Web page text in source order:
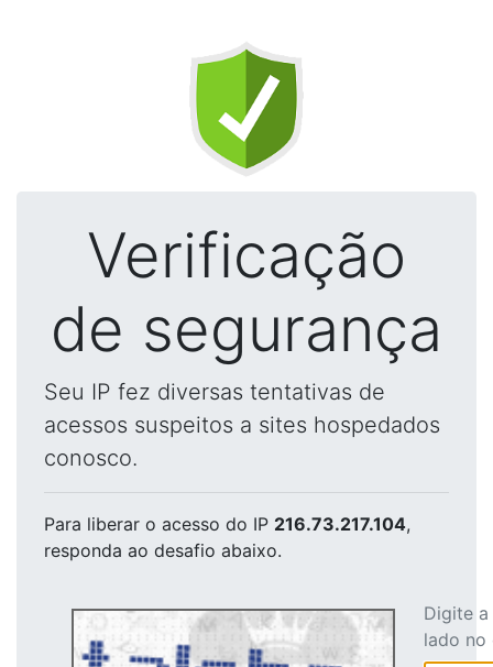
Verificação
de segurança
Seu IP fez diversas tentativas de
acessos suspeitos a sites hospedados
conosco.
Para liberar o acesso do IP 216.73.217.104,
responda ao desafio abaixo.
Digite
lado no